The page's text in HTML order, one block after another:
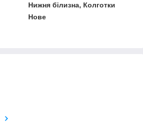
Нижня білизна, Колготки
Нове